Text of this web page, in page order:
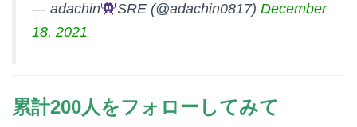
— adachin SRE (@adachin0817) December
18, 2021
累計200人をフォローしてみて